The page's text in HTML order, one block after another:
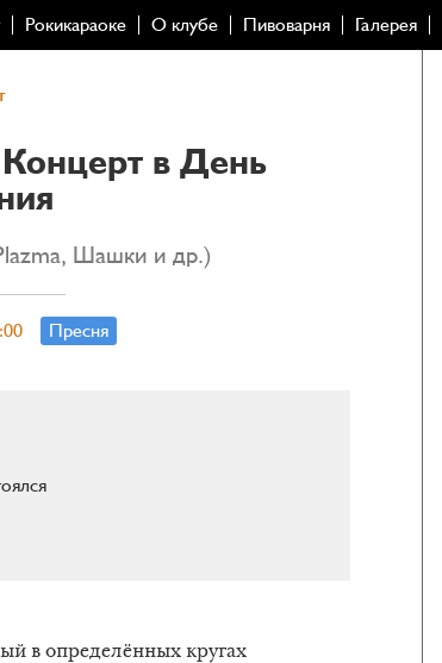
Рокикараоке О клубе Пивоварня Галерея
в День
Шашки и др.)
Пресня
в определённых кругах